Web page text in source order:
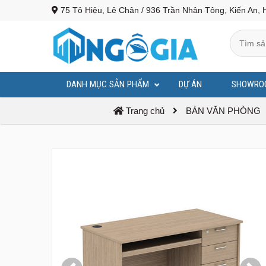
75 Tô Hiệu, Lê Chân / 936 Trần Nhân Tông, Kiến An,
DANH MỤC SẢN PHẨM DỰ ÁN
Trang chủ BÀN VĂN PHÒNG